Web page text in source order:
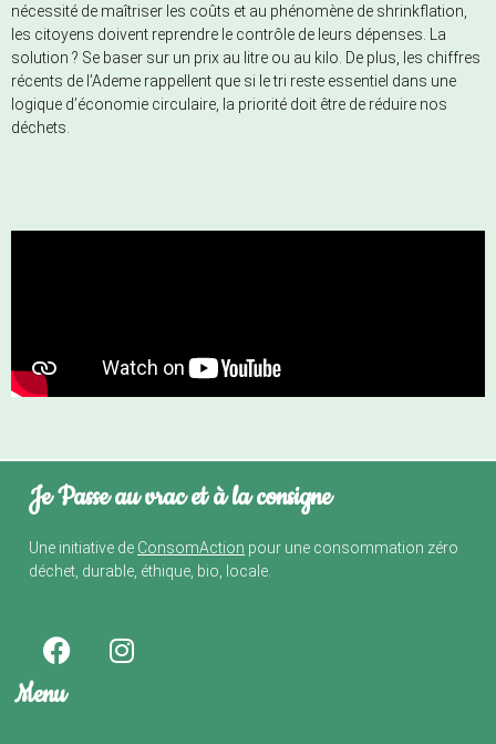
nécessité de maîtriser les coûts et au phénomène de shrinkflation,
les citoyens doivent reprendre le contrôle de leurs dépenses. La
solution ? Se baser sur un prix au litre ou au kilo. De plus, les chiffres
récents de l’Ademe rappellent que si le tri reste essentiel dans une
logique d’économie circulaire, la priorité doit être de réduire nos
déchets.
Je Passe au vrac et à la consigne
Une initiative de ConsomAction pour une consommation zéro
déchet, durable, éthique, bio, locale.
Menu